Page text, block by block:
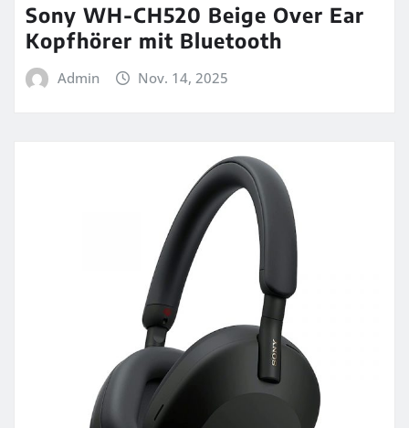
Sony WH-CH520 Beige Over Ear
Kopfhörer mit Bluetooth
Admin Nov. 14, 2025